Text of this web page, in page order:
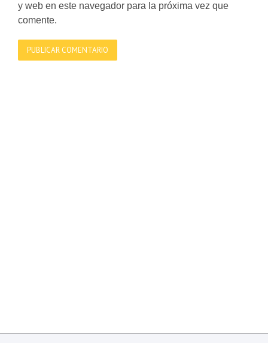
y web en este navegador para la próxima vez que
comente.